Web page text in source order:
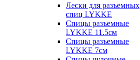
Лески для разъемных
спиц LYKKE
Спицы разъемные
LYKKE 11.5см
Спицы разъемные
LYKKE 7см